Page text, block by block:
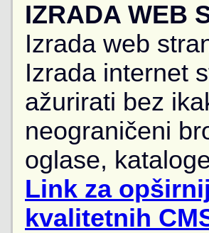
IZRADA WEB
Izrada web
Izrada internet
ažurirati bez
neograničeni
oglase,
Link za
kvalitetnih